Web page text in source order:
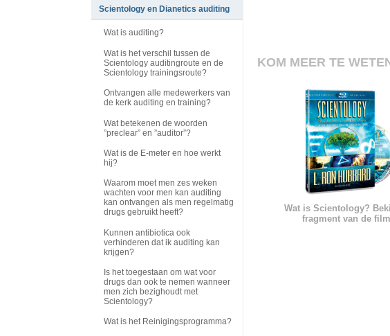
KOM MEER TE
Wat is Scientology?
fragment van de
Scientology en Dianetics auditing
Wat is auditing?
Wat is het verschil tussen de
Scientology auditingroute en de
Scientology trainingsroute?
Ontvangen alle medewerkers van
de kerk auditing en training?
Wat betekenen de woorden
”preclear” en ”auditor”?
Wat is de E-meter en hoe werkt
hij?
Waarom moet men zes weken
wachten voor men kan auditing
kan ontvangen als men regelmatig
drugs gebruikt heeft?
Kunnen antibiotica ook
verhinderen dat ik auditing kan
krijgen?
Is het toegestaan om wat voor
drugs dan ook te nemen wanneer
men zich bezighoudt met
Scientology?
Wat is het Reinigingsprogramma?